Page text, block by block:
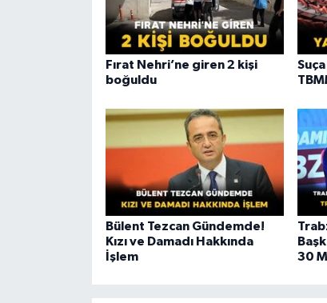
Fırat Nehri’ne giren 2 kişi
boğuldu
Bülent Tezcan Gündemde!
Kızı ve Damadı Hakkında
İşlem
30